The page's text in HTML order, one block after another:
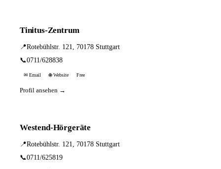
Tinitus-Zentrum
📍Rotebühlstr. 121, 70178 Stuttgart
📞0711/628838
✉ Email 🌐 Website Free
Profil ansehen →
Westend-Hörgeräte
📍Rotebühlstr. 121, 70178 Stuttgart
📞0711/625819